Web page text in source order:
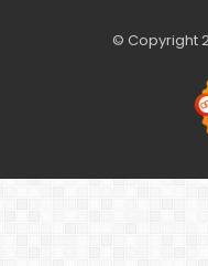
© Copyright